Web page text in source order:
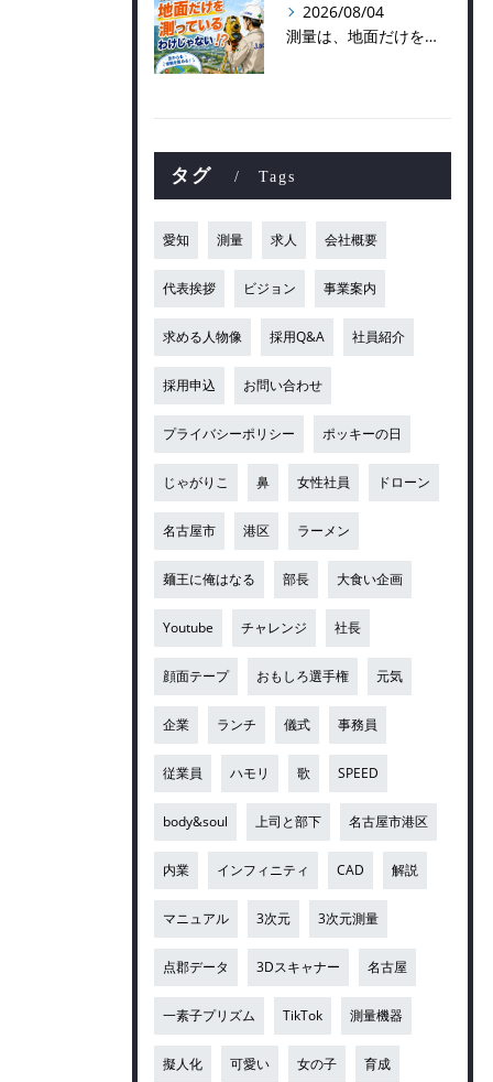
2026/08/04
測量は、地面だけを測っているわけじゃない！？👷📡
タグ Tags
愛知 測量 求人 会社概要
代表挨拶 ビジョン 事業案内
求める人物像 採用Q&A 社員紹介
採用申込 お問い合わせ
プライバシーポリシー ポッキーの日
じゃがりこ 鼻 女性社員 ドローン
名古屋市 港区 ラーメン
麺王に俺はなる 部長 大食い企画
Youtube チャレンジ 社長
顔面テープ おもしろ選手権 元気
企業 ランチ 儀式 事務員
従業員 ハモリ 歌 SPEED
body&soul 上司と部下 名古屋市港区
内業 インフィニティ CAD 解説
マニュアル 3次元 3次元測量
点郡データ 3Dスキャナー 名古屋
一素子プリズム TikTok 測量機器
擬人化 可愛い 女の子 育成